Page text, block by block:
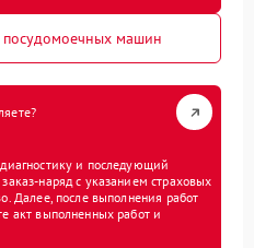
машин
и последующий
наряд с указанием страховых
Далее, после выполнения работ
акт выполненных работ и